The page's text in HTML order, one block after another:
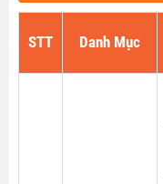
STT Danh Mục